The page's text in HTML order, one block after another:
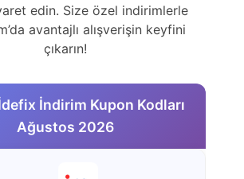
edin. Size özel indirimlerle
avantajlı alışverişin keyfini
çıkarın!
İndirim Kupon Kodları
Ağustos 2026